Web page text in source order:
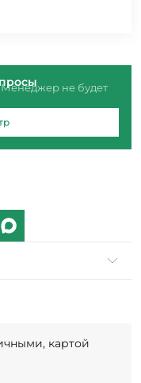
Менеджер не будет
картой